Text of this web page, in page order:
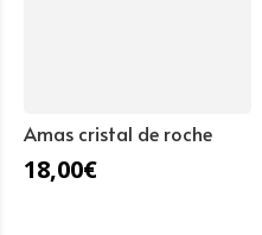
Amas cristal de roche
18,00€